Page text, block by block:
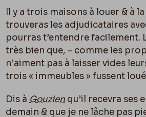
Il y a trois maisons à louer & à
trouveras les adjudicataires
pourras t’entendre facilement.
très bien que, – comme les
n’aiment pas à laisser vides
trois « immeubles » fussent
Dis à Gouzien qu’il recevra ses
demain & que je ne lâche pas